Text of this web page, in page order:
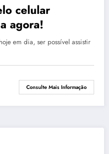
celular
agora!
em dia, ser possível assistir
Consulte Mais Informação